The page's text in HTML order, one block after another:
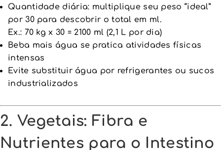
Quantidade diária: multiplique seu peso “ideal”
por 30 para descobrir o total em ml.
Ex.: 70 kg x 30 = 2100 ml (2,1 L por dia)
Beba mais água se pratica atividades físicas
intensas
Evite substituir água por refrigerantes ou sucos
industrializados
2. Vegetais: Fibra e
Nutrientes para o Intestino